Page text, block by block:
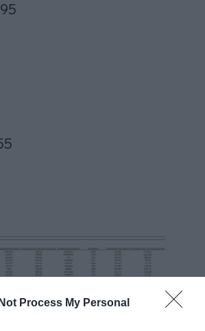
Process My Personal